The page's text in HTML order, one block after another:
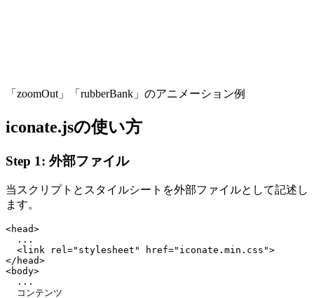
「zoomOut」「rubberBank」のアニメーション例
iconate.jsの使い方
Step 1: 外部ファイル
当スクリプトとスタイルシートを外部ファイルとして記述し
ます。
<head>
  ...
  <link rel="stylesheet" href="iconate.min.css">
</head>
<body>
  ...
  コンテンツ